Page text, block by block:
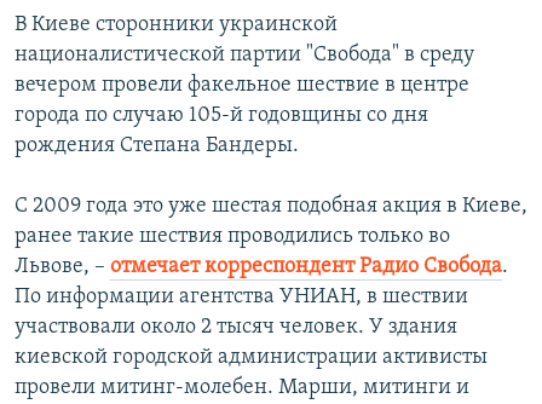
Вернутся
поиску
КАВКАЗ.РЕАЛИИ
СЕВЕР.РЕАЛИИ
СИБИРЬ.РЕАЛИИ
РАСПИСАНИЕ ВЕЩАНИЯ
ПОДПИШИТЕСЬ НА РАССЫЛКУ
СОЦИАЛЬНЫЕ СЕТИ
В Киеве сторонники украинской
националистической партии "Свобода" в среду
вечером провели факельное шествие в центре
города по случаю 105-й годовщины со дня
рождения Степана Бандеры.
С 2009 года это уже шестая подобная акция в Киеве,
ранее такие шествия проводились только во
Львове, – отмечает корреспондент Радио Свобода.
По информации агентства УНИАН, в шествии
участвовали около 2 тысяч человек. У здания
киевской городской администрации активисты
провели митинг-молебен. Марши, митинги и